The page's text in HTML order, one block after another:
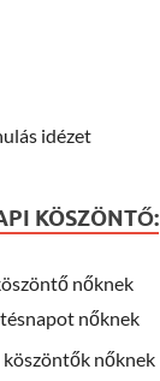
idézet
KÖSZÖNTŐ:
nőknek
nőknek
köszöntők nőknek